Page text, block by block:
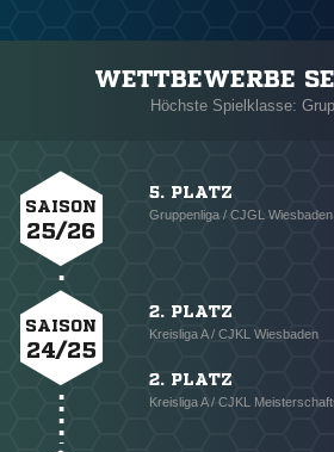
WETTBEWERBE
Höchste Spielklasse:
SAISON
25/26
5. PLATZ
Gruppenliga / CJGL Wiesbaden
SAISON
24/25
2. PLATZ
Kreisliga A / CJKL Wiesbaden
2. PLATZ
Kreisliga A / CJKL